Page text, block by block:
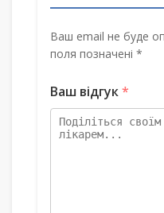
Ваш email не буде
поля позначені *
Ваш відгук*